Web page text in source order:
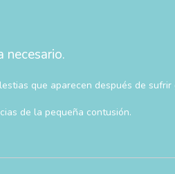
necesario.
que aparecen después de sufrir
de la pequeña contusión.